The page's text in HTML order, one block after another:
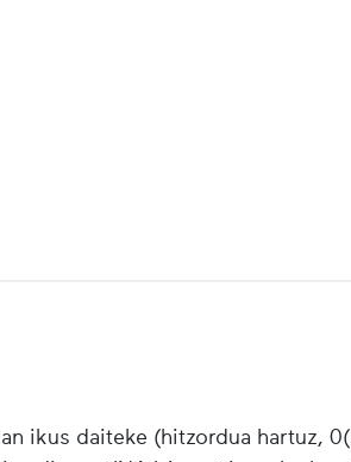
ikus daiteke (hitzordua hartuz,